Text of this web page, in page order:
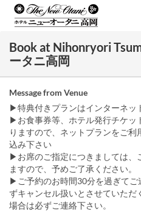
Book at Nihonryori
ータニ高岡
Message from Venue
▶特典付きプランはインターネッ
▶お食事券等、ホテル発行チケッ
りますので、ネットプランをご
込み下さい
▶お席のご指定につきましては、
ますので、予めご了承ください。
▶ご予約のお時間30分を過ぎて
ずキャンセル扱いとさせていただ
場合は必ずご連絡下さい。